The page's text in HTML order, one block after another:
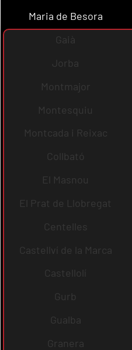
Maria de Besora
Gaià
Jorba
Montmajor
Montesquiu
Montcada i Reixac
Collbató
El Masnou
El Prat de Llobregat
Centelles
Castellví de la Marca
Castellolí
Gurb
Gualba
Granera